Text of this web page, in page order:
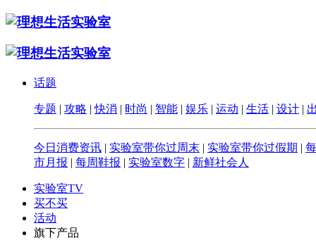
话题
专题 | 攻略 | 快消 | 时尚 | 智能 | 娱乐 | 运动 | 生活 | 设计 |
今日消费资讯 | 实验室带你过周末 | 实验室带你过假期 |
市月报 | 每周鞋报 | 实验室数字 | 新鲜社会人
实验室TV
买不买
活动
旗下产品